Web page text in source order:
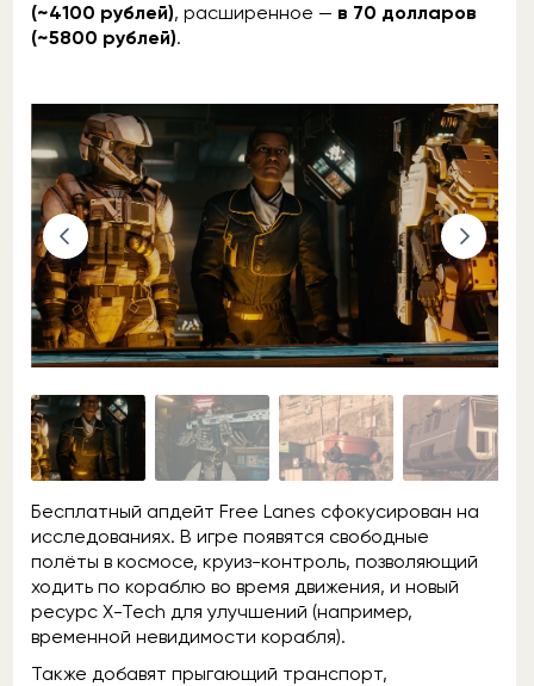
(~4100 рублей), расширенное — в 70 долларов
(~5800 рублей).
Бесплатный апдейт Free Lanes сфокусирован на
исследованиях. В игре появятся свободные
полёты в космосе, круиз-контроль, позволяющий
ходить по кораблю во время движения, и новый
ресурс X-Tech для улучшений (например,
временной невидимости корабля).
Также добавят прыгающий транспорт,